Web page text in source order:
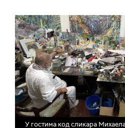
У гостима код сликара